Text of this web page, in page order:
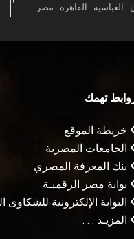
- العباسية - القاهرة - مصر
تهمك
خريطة الموقع
الجامعات المصرية
بنك المعرفة المصري
بوابة مصر الرقميـة
البوابة الإلكترونية للشكاوى
المزيـد . . .